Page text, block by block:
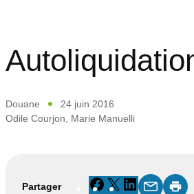
Douane
24 juin 2016
Odile Courjon Marie Manuelli
Partager Facebook
X LinkedIn